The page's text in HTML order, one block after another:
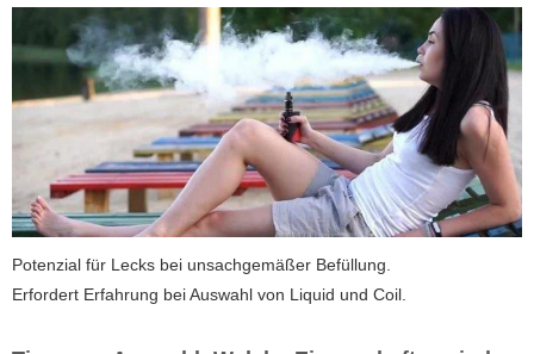
Potenzial für Lecks bei unsachgemäßer Befüllung.
Erfordert Erfahrung bei Auswahl von Liquid und Coil.